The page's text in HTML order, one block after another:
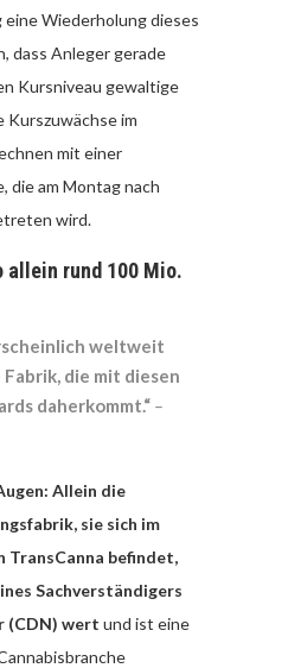
eine Wiederholung dieses
dass Anleger gerade
Kursniveau gewaltige
Kurszuwächse im
mit einer
die am Montag nach
wird.
allein rund 100 Mio.
weltweit
die mit diesen
daherkommt.“ –
Allein die
sie sich im
TransCanna befindet,
Sachverständigers
(CDN) wert und ist eine